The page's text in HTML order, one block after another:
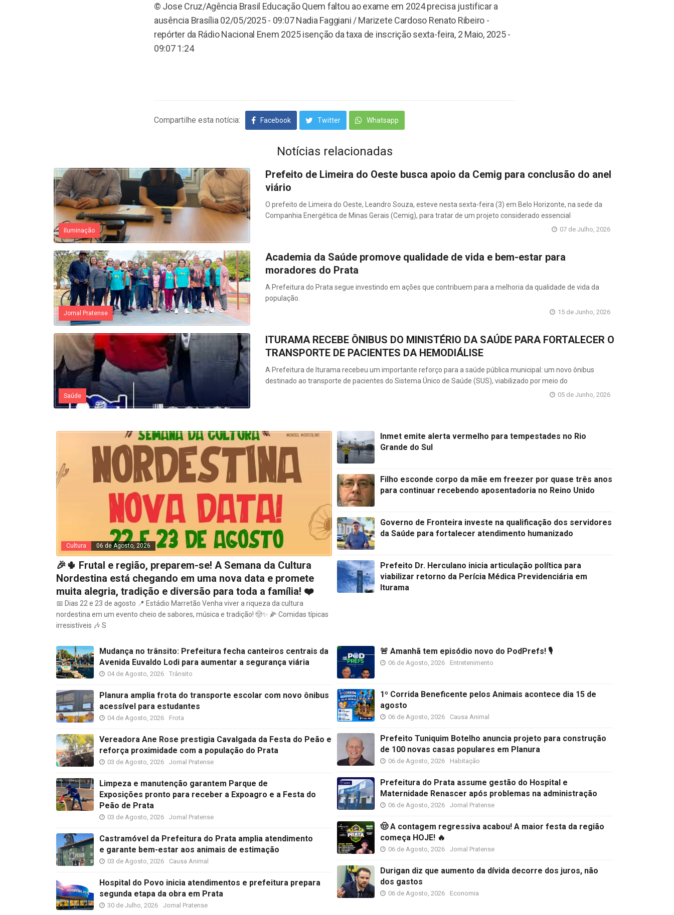
© Jose Cruz/Agência Brasil Educação Quem faltou ao exame em 2024 precisa justificar a
ausência Brasília 02/05/2025 - 09:07 Nadia Faggiani / Marizete Cardoso Renato Ribeiro -
repórter da Rádio Nacional Enem 2025 isenção da taxa de inscrição sexta-feira, 2 Maio, 2025 -
09:07 1:24
Compartilhe esta notícia: Facebook Twitter Whatsapp
Notícias relacionadas
Iluminação
Prefeito de Limeira do Oeste busca apoio da Cemig para conclusão do anel
viário
O prefeito de Limeira do Oeste, Leandro Souza, esteve nesta sexta-feira (3) em Belo Horizonte, na sede da
Companhia Energética de Minas Gerais (Cemig), para tratar de um projeto considerado essencial
07 de Julho, 2026
Jornal Pratense
Academia da Saúde promove qualidade de vida e bem-estar para
moradores do Prata
A Prefeitura do Prata segue investindo em ações que contribuem para a melhoria da qualidade de vida da
população.
15 de Junho, 2026
Saúde
ITURAMA RECEBE ÔNIBUS DO MINISTÉRIO DA SAÚDE PARA FORTALECER O
TRANSPORTE DE PACIENTES DA HEMODIÁLISE
A Prefeitura de Iturama recebeu um importante reforço para a saúde pública municipal: um novo ônibus
destinado ao transporte de pacientes do Sistema Único de Saúde (SUS), viabilizado por meio do
05 de Junho, 2026
Cultura 06 de Agosto, 2026
🎉🌵 Frutal e região, preparem-se! A Semana da Cultura
Nordestina está chegando em uma nova data e promete
muita alegria, tradição e diversão para toda a família! ❤️
📅 Dias 22 e 23 de agosto 📍 Estádio Marretão Venha viver a riqueza da cultura
nordestina em um evento cheio de sabores, música e tradição! 🤠✨ 🌽 Comidas típicas
irresistíveis 🎶 S
Inmet emite alerta vermelho para tempestades no Rio
Grande do Sul
Filho esconde corpo da mãe em freezer por quase três anos
para continuar recebendo aposentadoria no Reino Unido
Governo de Fronteira investe na qualificação dos servidores
da Saúde para fortalecer atendimento humanizado
Prefeito Dr. Herculano inicia articulação política para
viabilizar retorno da Perícia Médica Previdenciária em
Iturama
Mudança no trânsito: Prefeitura fecha canteiros centrais da
Avenida Euvaldo Lodi para aumentar a segurança viária
04 de Agosto, 2026 Trânsito
Planura amplia frota do transporte escolar com novo ônibus
acessível para estudantes
04 de Agosto, 2026 Frota
Vereadora Ane Rose prestigia Cavalgada da Festa do Peão e
reforça proximidade com a população do Prata
03 de Agosto, 2026 Jornal Pratense
Limpeza e manutenção garantem Parque de
Exposições pronto para receber a Expoagro e a Festa do
Peão de Prata
03 de Agosto, 2026 Jornal Pratense
Castramóvel da Prefeitura do Prata amplia atendimento
e garante bem-estar aos animais de estimação
03 de Agosto, 2026 Causa Animal
Hospital do Povo inicia atendimentos e prefeitura prepara
segunda etapa da obra em Prata
30 de Julho, 2026 Jornal Pratense
🚨 Amanhã tem episódio novo do PodPrefs! 🎙️
06 de Agosto, 2026 Entretenimento
1º Corrida Beneficente pelos Animais acontece dia 15 de
agosto
06 de Agosto, 2026 Causa Animal
Prefeito Tuniquim Botelho anuncia projeto para construção
de 100 novas casas populares em Planura
06 de Agosto, 2026 Habitação
Prefeitura do Prata assume gestão do Hospital e
Maternidade Renascer após problemas na administração
06 de Agosto, 2026 Jornal Pratense
🤠 A contagem regressiva acabou! A maior festa da região
começa HOJE! 🔥
06 de Agosto, 2026 Jornal Pratense
Durigan diz que aumento da dívida decorre dos juros, não
dos gastos
06 de Agosto, 2026 Economia